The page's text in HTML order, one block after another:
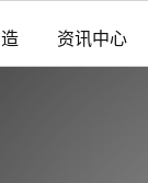
资讯中心